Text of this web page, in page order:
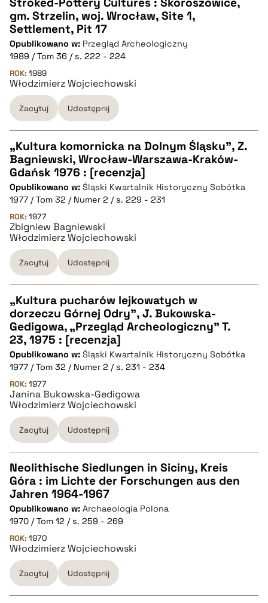
pobierz cytat
BIBTEX
pobierz cytat
gm. Strzelin, woj. Wrocław, Site 1,
Settlement, Pit 17
Opublikowano w: Przegląd Archeologiczny
1989 / Tom 36 / s. 222 - 224
ROK: 1989
Włodzimierz Wojciechowski
Zacytuj Udostępnij
CZYSTY TEKST
pobierz cytat
BIBTEX
pobierz cytat
„Kultura komornicka na Dolnym Śląsku”, Z.
Bagniewski, Wrocław-Warszawa-Kraków-
Gdańsk 1976 : [recenzja]
Opublikowano w: Śląski Kwartalnik Historyczny Sobótka
1977 / Tom 32 / Numer 2 / s. 229 - 231
ROK: 1977
Zbigniew Bagniewski
Włodzimierz Wojciechowski
Zacytuj Udostępnij
CZYSTY TEKST
pobierz cytat
BIBTEX
pobierz cytat
„Kultura pucharów lejkowatych w
dorzeczu Górnej Odry”, J. Bukowska-
Gedigowa, „Przegląd Archeologiczny” T.
23, 1975 : [recenzja]
Opublikowano w: Śląski Kwartalnik Historyczny Sobótka
1977 / Tom 32 / Numer 2 / s. 231 - 234
ROK: 1977
Janina Bukowska-Gedigowa
Włodzimierz Wojciechowski
Zacytuj Udostępnij
CZYSTY TEKST
pobierz cytat
BIBTEX
pobierz cytat
Neolithische Siedlungen in Siciny, Kreis
Góra : im Lichte der Forschungen aus den
Jahren 1964-1967
Opublikowano w: Archaeologia Polona
1970 / Tom 12 / s. 259 - 269
ROK: 1970
Włodzimierz Wojciechowski
Zacytuj Udostępnij